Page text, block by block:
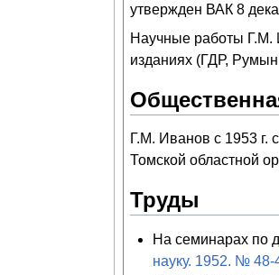
утвержден ВАК 8
Научные работы Г.М.
изданиях (ГДР,
Г.М. Иванов с 1953 г.
Томской областной
Труды
На семинарах по
науку. 1952. № 48-